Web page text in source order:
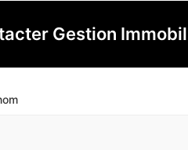
Gestion